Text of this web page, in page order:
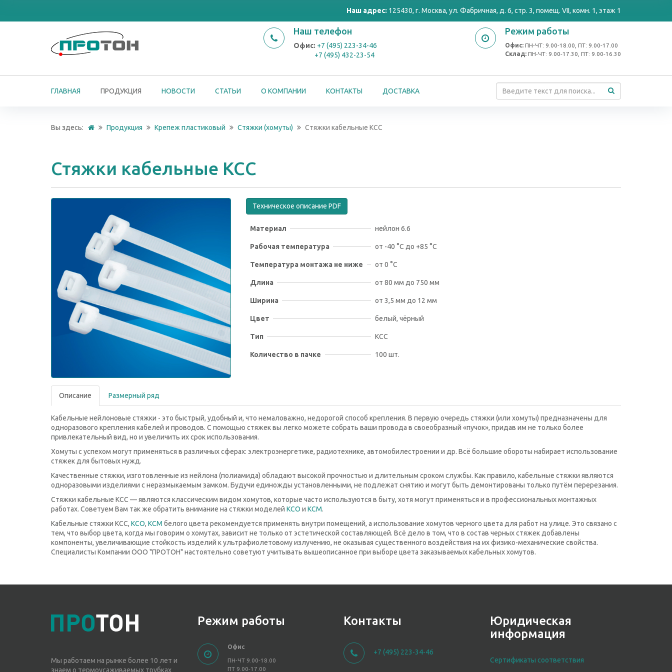
Наш адрес: 125430, г. Москва, ул. Фабричная, д. 6, стр. 3, помещ. VII, комн. 1, этаж 1
Наш телефон
Офис: +7 (495) 223-34-46
+7 (495) 432-23-54
Режим работы
Офис: ПН-ЧТ: 9.00-18.00, ПТ: 9.00-17.00
Cклад: ПН-ЧТ: 9.00-17.30, ПТ: 9.00-16.30
ГЛАВНАЯ ПРОДУКЦИЯ НОВОСТИ СТАТЬИ О КОМПАНИИ КОНТАКТЫ ДОСТАВКА
Вы здесь: Продукция Крепеж пластиковый Стяжки (хомуты) Стяжки кабельные КСC
Стяжки кабельные КСC
Техническое описание PDF
Материал нейлон 6.6
Рабочая температура от -40 °С до +85 °С
Температура монтажа не ниже от 0 °С
Длина от 80 мм до 750 мм
Ширина от 3,5 мм до 12 мм
Цвет белый, чёрный
Тип КСC
Количество в пачке 100 шт.
Описание Размерный ряд
Кабельные нейлоновые стяжки - это быстрый, удобный и, что немаловажно, недорогой способ крепления. В первую очередь стяжки (или хомуты) предназначены для
одноразового крепления кабелей и проводов. С помощью стяжек вы легко можете собрать ваши провода в своеобразный «пучок», придав им не только более
привлекательный вид, но и увеличить их срок использования.
Хомуты с успехом могут применяться в различных сферах: электроэнергетике, радиотехнике, автомобилестроении и др. Всё большие обороты набирает использование
стяжек для бытовых нужд.
Качественные стяжки, изготовленные из нейлона (полиамида) обладают высокой прочностью и длительным сроком службы. Как правило, кабельные стяжки являются
одноразовыми изделиями с неразмыкаемым замком. Будучи единожды установленными, не подлежат снятию и могут быть демонтированы только путём перерезания.
Стяжки кабельные КСС — являются классическим видом хомутов, которые часто используются в быту, хотя могут применяться и в профессиональных монтажных
работах. Советуем Вам так же обратить внимание на стяжки моделей КСО и КСМ.
Кабельные стяжки КСС, КСО, КСМ белого цвета рекомендуется применять внутри помещений, а использование хомутов черного цвета для работ на улице. Это связано с
тем, что выбор цвета, когда мы говорим о хомутах, зависит не только от эстетической составляющей. Всё дело в том, что в состав черных стяжек добавлены
компоненты, увеличивающие стойкость изделий к ультрафиолетовому излучению, не оказывая существенного воздействия на их физико-механические свойства.
Специалисты Компании ООО "ПРОТОН" настоятельно советуют учитывать вышеописанное при выборе цвета заказываемых кабельных хомутов.
Мы работаем на рынке более 10 лет и
знаем о термоусаживаемых трубках
Режим работы
Офис
ПН-ЧТ 9.00-18.00
ПТ 9.00-17.00
Контакты
+7 (495) 223-34-46
Юридическая
информация
Сертификаты соответствия